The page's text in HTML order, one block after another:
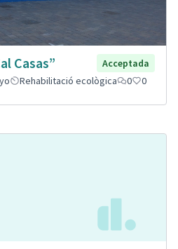
Casas”
Acceptada
Rehabilitació ecològica 0 0